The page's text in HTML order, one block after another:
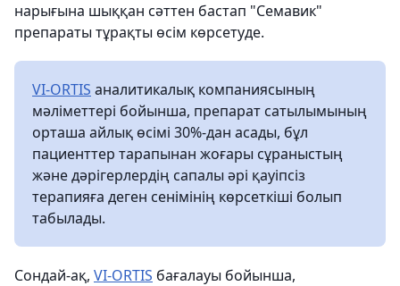
нарығына шыққан сәттен бастап "Семавик"
препараты тұрақты өсім көрсетуде.
VI-ORTIS аналитикалық компаниясының
мәліметтері бойынша, препарат сатылымының
орташа айлық өсімі 30%-дан асады, бұл
пациенттер тарапынан жоғары сұраныстың
және дәрігерлердің сапалы әрі қауіпсіз
терапияға деген сенімінің көрсеткіші болып
табылады.
Сондай-ақ, VI-ORTIS бағалауы бойынша,